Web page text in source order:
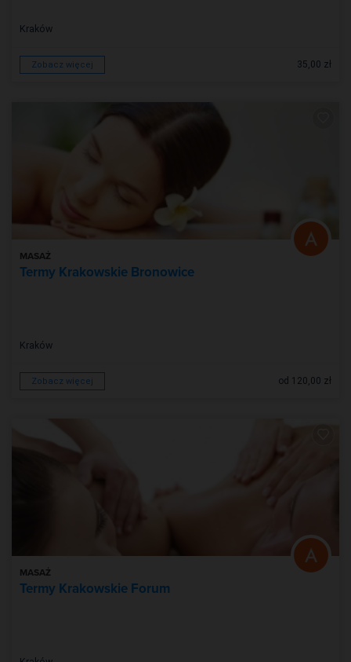
Kraków
Zobacz więcej 35,00 zł
MASAŻ
Termy Krakowskie Bronowice
Kraków
Zobacz więcej od 120,00 zł
MASAŻ
Termy Krakowskie Forum